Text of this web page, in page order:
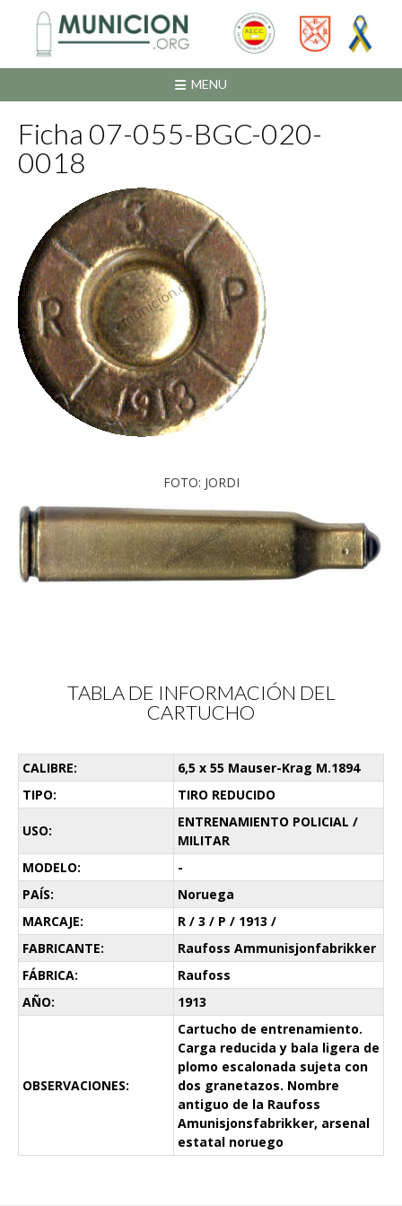
contenido
MENU
Ficha 07-055-BGC-020-
0018
FOTO: JORDI
TABLA DE INFORMACIÓN DEL
CARTUCHO
CALIBRE:
6,5 x 55 Mauser-Krag M.1894
TIPO:
TIRO REDUCIDO
USO:
ENTRENAMIENTO POLICIAL /
MILITAR
MODELO:
-
PAÍS:
Noruega
MARCAJE:
R / 3 / P / 1913 /
FABRICANTE:
Raufoss Ammunisjonfabrikker
FÁBRICA:
Raufoss
AÑO:
1913
OBSERVACIONES:
Cartucho de entrenamiento.
Carga reducida y bala ligera de
plomo escalonada sujeta con
dos granetazos. Nombre
antiguo de la Raufoss
Amunisjonsfabrikker, arsenal
estatal noruego